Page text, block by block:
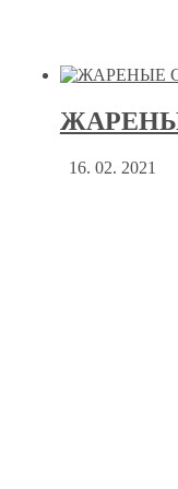
16. 02. 2021